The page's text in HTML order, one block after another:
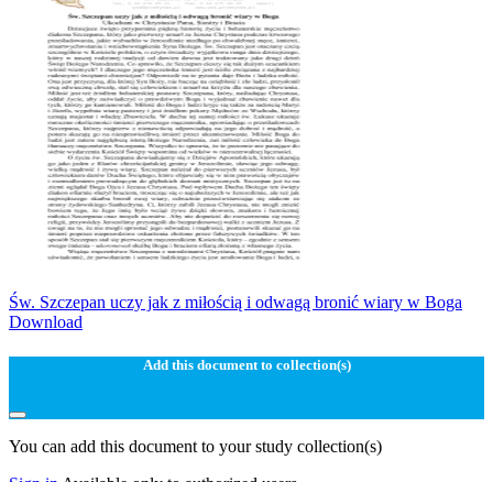
Św. Szczepan uczy jak z miłością i odwagą bronić wiary w Boga
Download
Add this document to collection(s)
You can add this document to your study collection(s)